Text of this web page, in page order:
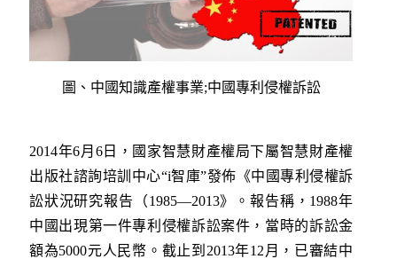
圖、中國知識產權事業;中國專利侵權訴訟
2014年6月6日，國家智慧財產權局下屬智慧財產權
出版社諮詢培訓中心“i智庫”發佈《中國專利侵權訴
訟狀況研究報告（1985—2013》。報告稱，1988年
中國出現第一件專利侵權訴訟案件，當時的訴訟金
額為5000元人民幣。截止到2013年12月，已審結中